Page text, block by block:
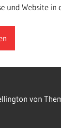
und Website
von